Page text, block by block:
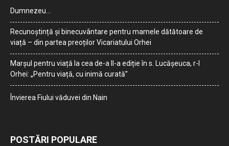
Dumnezeu…
Recunoștință și binecuvântare pentru mamele dătătoare de
viață – din partea preoților Vicariatului Orhei
Marșul pentru viață la cea de-a II-a ediție în s. Lucășeuca, r-l
Orhei: „Pentru viață, cu inimă curată”
Învierea Fiului văduvei din Nain
POSTĂRI POPULARE